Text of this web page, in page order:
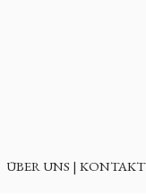
ÜBER UNS | KONTAKT